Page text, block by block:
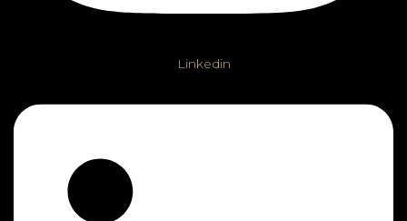
Linkedin